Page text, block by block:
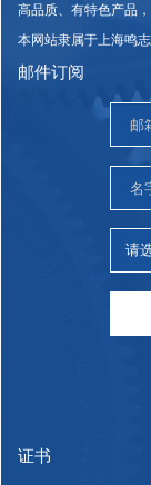
高品质、有特色产品
本网站隶属于上海鸣
邮件订阅
证书